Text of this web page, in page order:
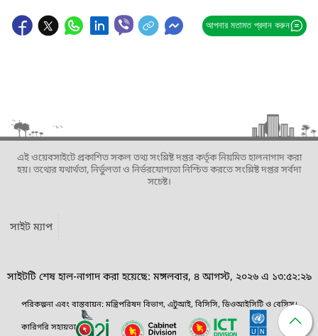
আপনার মতামত প্রদান করুন
এই ওয়েবসাইটে প্রকাশিত সকল তথ্য সংশ্লিষ্ট দপ্তর কর্তৃক নিয়মিত হালনাগাদ করা
হয়। তথ্যের যথার্থতা, নির্ভুলতা ও নির্ভরযোগ্যতা নিশ্চিত করতে সংশ্লিষ্ট দপ্তর সর্বদা
সচেষ্ট।
সাইট ম্যাপ
সাইটটি শেষ হাল-নাগাদ করা হয়েছে: মঙ্গলবার, ৪ আগস্ট, ২০২৬ এ ১৩:৫২:২৯
পরিকল্পনা এবং বাস্তবায়ন: মন্ত্রিপরিষদ বিভাগ, এটুআই, বিসিসি, ডিওআইসিটি ও বেসিস।
কারিগরি সহায়তা